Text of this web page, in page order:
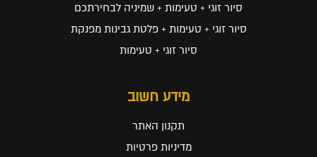
סיור זוגי + טעימות + שמיניה לבחירתכם
סיור זוגי + טעימות + פלטת גבינות מפנקת
סיור זוגי + טעימות
מידע חשוב
תקנון האתר
מדיניות פרטיות